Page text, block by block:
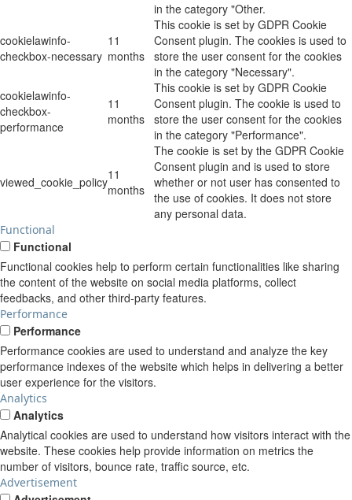
in the category "Other.
cookielawinfo-
checkbox-necessary
11
months
This cookie is set by GDPR Cookie
Consent plugin. The cookies is used to
store the user consent for the cookies
in the category "Necessary".
cookielawinfo-
checkbox-
performance
11
months
This cookie is set by GDPR Cookie
Consent plugin. The cookie is used to
store the user consent for the cookies
in the category "Performance".
viewed_cookie_policy11
months
The cookie is set by the GDPR Cookie
Consent plugin and is used to store
whether or not user has consented to
the use of cookies. It does not store
any personal data.
Functional
Functional
Functional cookies help to perform certain functionalities like sharing
the content of the website on social media platforms, collect
feedbacks, and other third-party features.
Performance
Performance
Performance cookies are used to understand and analyze the key
performance indexes of the website which helps in delivering a better
user experience for the visitors.
Analytics
Analytics
Analytical cookies are used to understand how visitors interact with the
website. These cookies help provide information on metrics the
number of visitors, bounce rate, traffic source, etc.
Advertisement